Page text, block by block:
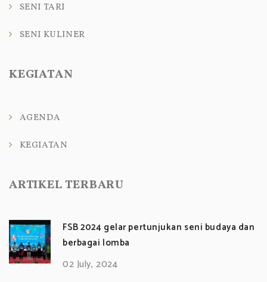
SENI TARI
SENI KULINER
KEGIATAN
AGENDA
KEGIATAN
ARTIKEL TERBARU
FSB 2024 gelar pertunjukan seni budaya dan
berbagai lomba
02 July, 2024